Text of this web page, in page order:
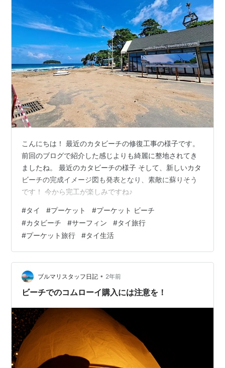
こんにちは！ 最近のカタビーチの修復工事の様子です。
前回のブログで紹介した感じよりも綺麗に整地されてき
ましたね。 最近のカタビーチの様子 そして、新しいカタ
ビーチの完成イメージ図も発表となり、素敵に蘇りそう
です！ 今から完工が楽しみですね♪
#タイ #プーケット #プーケット ビーチ
#カタビーチ #サーフィン #タイ旅行
#プーケット旅行 #タイ生活
ブルマリスタッフ日記 • 2年前
ビーチでのコムローイ購入には注意を！